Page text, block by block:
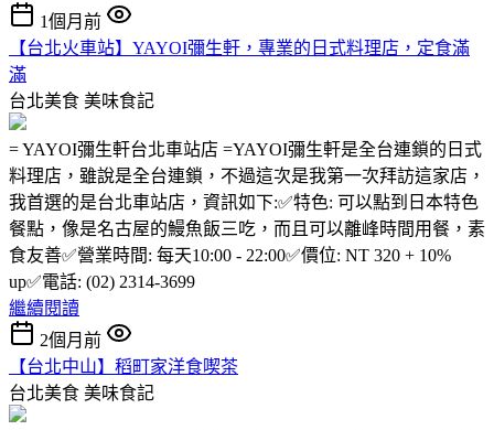
1個月前
【台北火車站】YAYOI彌生軒，專業的日式料理店，定食滿
滿
台北美食 美味食記
= YAYOI彌生軒台北車站店 =YAYOI彌生軒是全台連鎖的日式
料理店，雖說是全台連鎖，不過這次是我第一次拜訪這家店，
我首選的是台北車站店，資訊如下:✅特色: 可以點到日本特色
餐點，像是名古屋的鰻魚飯三吃，而且可以離峰時間用餐，素
食友善✅營業時間: 每天10:00 - 22:00✅價位: NT 320 + 10%
up✅電話: (02) 2314-3699
繼續閱讀
2個月前
【台北中山】稻町家洋食喫茶
台北美食 美味食記